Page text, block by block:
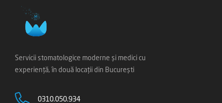
Servicii stomatologice moderne și medici cu
experiență, în două locații din București
0310.050.934